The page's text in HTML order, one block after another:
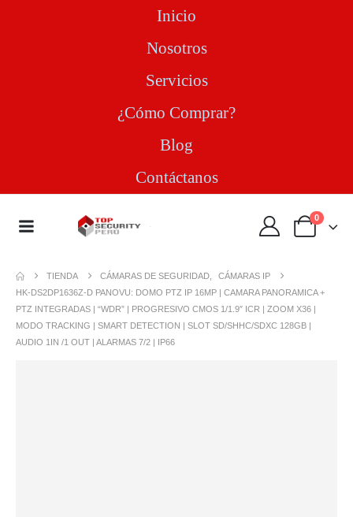
Inicio
Nosotros
Servicios
¿Cómo Comprar?
Blog
Contáctanos
0
TIENDA CÁMARAS DE SEGURIDAD
CÁMARAS IP
HK-DS2DP1636Z-D PANOVU: DOMO PTZ IP 16MP | CAMARA PANORAMICA +
PTZ INTEGRADAS | “WDR” | PROGRESIVO CMOS 1/1.9″ ICR | ZOOM X36 |
MODO TRACKING | SMART DETECTION | SLOT SD/SHHC/SDXC 128GB |
AUDIO 1IN /1 OUT | ALARMAS 7/2 | IP66